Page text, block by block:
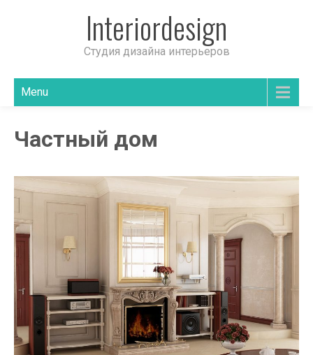
Interiordesign
Студия дизайна интерьеров
Menu
Частный дом